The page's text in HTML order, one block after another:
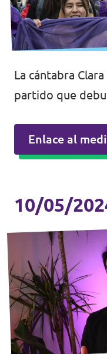
La cántabra
partido que
Enlace al
10/05/